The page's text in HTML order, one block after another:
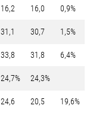
16,2 16,0 0,9%
31,1 30,7 1,5%
33,8 31,8 6,4%
24,7% 24,3%
24,6 20,5 19,6%